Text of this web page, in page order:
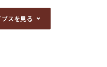
スを見る
スを見る